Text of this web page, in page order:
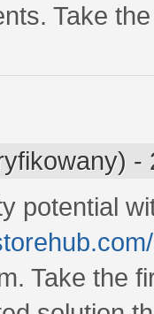
Take
-
potential
Take the